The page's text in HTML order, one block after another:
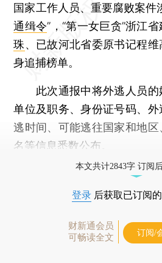
国家工作人员、重要腐败案件
通缉令”，“第一女巨贪”浙江
珠、已故河北省委原书记程维
身追捕榜单。
此次通报中将外逃人员的
单位及职务、身份证号码、
逃时间、可能逃往国家和地
名等信息悉数公布。
本文共计2843字 订阅
登录 后获取已订阅
财新通会员
可畅读全文
订阅/